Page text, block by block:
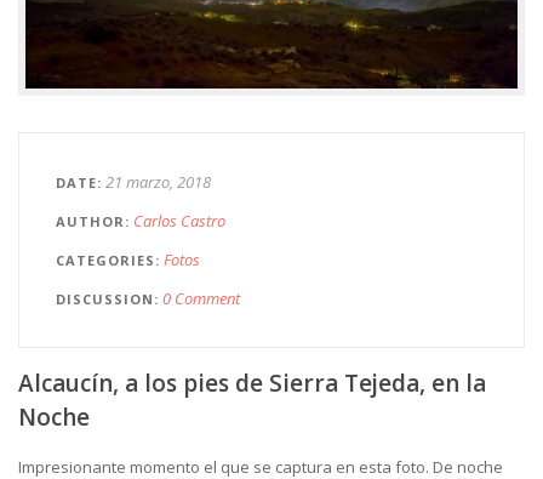
DATE 21 marzo, 2018
AUTHOR Carlos Castro
CATEGORIES Fotos
DISCUSSION 0 Comment
Alcaucín, a los pies de Sierra Tejeda, en la
Noche
Impresionante momento el que se captura en esta foto. De noche